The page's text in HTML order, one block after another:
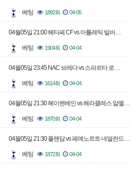
베팅 1892회 04-05
04월05일 21:00 헤타페 CF vs 아틀레틱 빌바…
베팅 1904회 04-04
04월05일 23:45 NAC 브레다 vs 스파르타 로…
베팅 1614회 04-04
04월05일 21:30 헤이렌베인 vs 헤라클레스 알멜…
베팅 1870회 04-04
04월05일 21:30 폴랜담 vs 페예노르트 네덜란드…
베팅 1872회 04-04